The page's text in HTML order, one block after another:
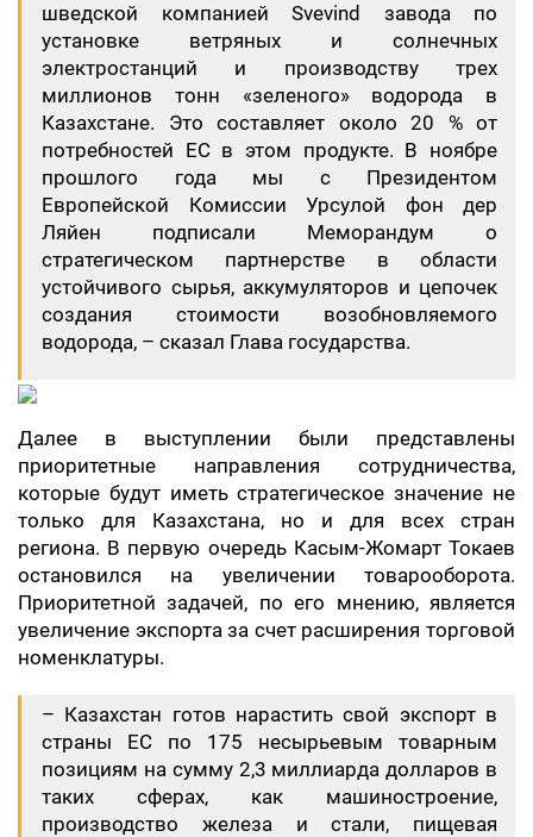
шведской компанией Svevind завода по
установке ветряных и солнечных
электростанций и производству трех
миллионов тонн «зеленого» водорода в
Казахстане. Это составляет около 20 % от
потребностей ЕС в этом продукте. В ноябре
прошлого года мы с Президентом
Европейской Комиссии Урсулой фон дер
Ляйен подписали Меморандум о
стратегическом партнерстве в области
устойчивого сырья, аккумуляторов и цепочек
создания стоимости возобновляемого
водорода, – сказал Глава государства.
Далее в выступлении были представлены
приоритетные направления сотрудничества,
которые будут иметь стратегическое значение не
только для Казахстана, но и для всех стран
региона. В первую очередь Касым-Жомарт Токаев
остановился на увеличении товарооборота.
Приоритетной задачей, по его мнению, является
увеличение экспорта за счет расширения торговой
номенклатуры.
– Казахстан готов нарастить свой экспорт в
страны ЕС по 175 несырьевым товарным
позициям на сумму 2,3 миллиарда долларов в
таких сферах, как машиностроение,
производство железа и стали, пищевая